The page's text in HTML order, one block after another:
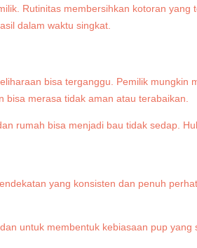
Rutinitas membersihkan kotoran
dalam waktu singkat.
bisa terganggu. Pemilik
bisa merasa tidak aman atau terabaikan.
yang konsisten dan penuh
untuk membentuk kebiasaan pup yang